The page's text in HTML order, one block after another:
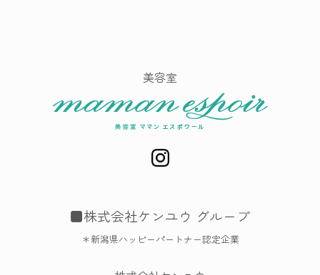
美容室
■株式会社ケンユウ グループ
＊新潟県ハッピーパートナー認定企業